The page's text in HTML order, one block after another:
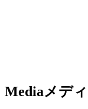
Mediaメデ